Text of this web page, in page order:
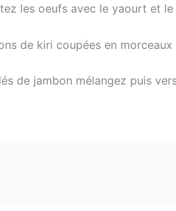
les oeufs avec le yaourt et
de kiri coupées en
de jambon mélangez puis